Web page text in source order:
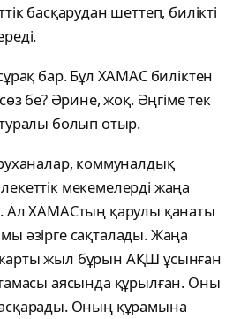
басқарудан шеттеп, билікті
бар. Бұл ХАМАС биліктен
бе? Әрине, жоқ. Әңгіме тек
болып отыр.
коммуналдық
мекемелерді жаңа
Ал ХАМАСтың қарулы қанаты
әзірге сақталады. Жаңа
жыл бұрын АҚШ ұсынған
аясында құрылған. Оны
Оның құрамына